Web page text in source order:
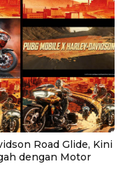
Road Glide, Kini
dengan Motor